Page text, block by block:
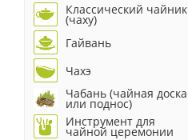
Классический чайник
(чаху)
Гайвань
Чахэ
Чабань (чайная доска
или поднос)
Инструмент для
чайной церемонии